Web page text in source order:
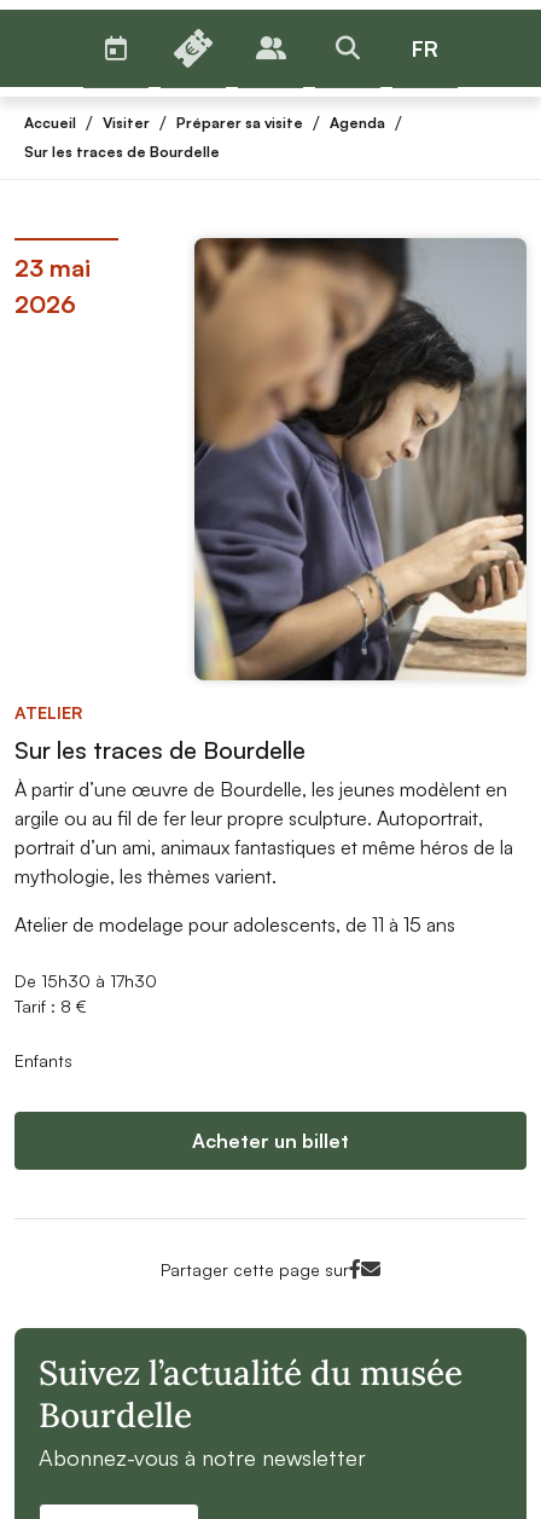
BILLETTERIE
PUBLICS >RECHERCHER
FR
Accueil / Visiter / Préparer sa visite / Agenda /
Sur les traces de Bourdelle
23 mai
2026
ATELIER
Sur les traces de Bourdelle
À partir d’une œuvre de Bourdelle, les jeunes modèlent en
argile ou au fil de fer leur propre sculpture. Autoportrait,
portrait d’un ami, animaux fantastiques et même héros de la
mythologie, les thèmes varient.
Atelier de modelage pour adolescents, de 11 à 15 ans
De 15h30 à 17h30
Tarif : 8 €
Enfants
Acheter un billet
Partager cette page surFacebook<
Mail<
Suivez l’actualité du musée
Bourdelle
Abonnez-vous à notre newsletter